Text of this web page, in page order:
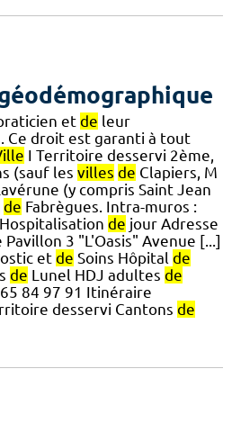
et de leur
Ce droit est garanti à tout
I Territoire desservi 2ème,
(sauf les villes de Clapiers, M
(y compris Saint Jean
de Fabrègues. Intra-muros :
de jour Adresse
3 "L'Oasis" Avenue [...]
et de Soins Hôpital de
de Lunel HDJ adultes de
84 97 91 Itinéraire
desservi Cantons de